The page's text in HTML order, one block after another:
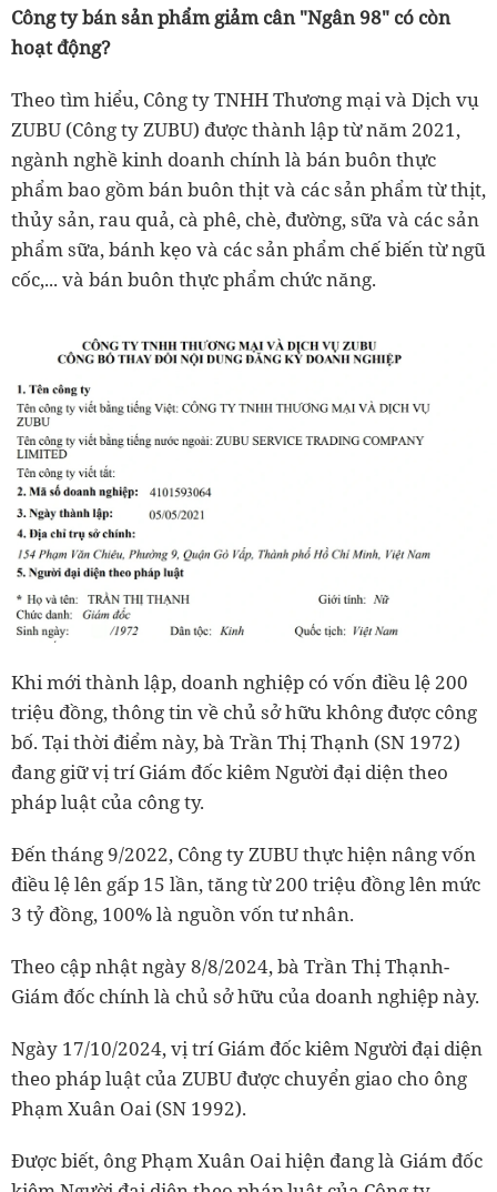
Công ty bán sản phẩm giảm cân "Ngân 98" có còn
hoạt động?
Theo tìm hiểu, Công ty TNHH Thương mại và Dịch vụ
ZUBU (Công ty ZUBU) được thành lập từ năm 2021,
ngành nghề kinh doanh chính là bán buôn thực
phẩm bao gồm bán buôn thịt và các sản phẩm từ thịt,
thủy sản, rau quả, cà phê, chè, đường, sữa và các sản
phẩm sữa, bánh kẹo và các sản phẩm chế biến từ ngũ
cốc,... và bán buôn thực phẩm chức năng.
Khi mới thành lập, doanh nghiệp có vốn điều lệ 200
triệu đồng, thông tin về chủ sở hữu không được công
bố. Tại thời điểm này, bà Trần Thị Thạnh (SN 1972)
đang giữ vị trí Giám đốc kiêm Người đại diện theo
pháp luật của công ty.
Đến tháng 9/2022, Công ty ZUBU thực hiện nâng vốn
điều lệ lên gấp 15 lần, tăng từ 200 triệu đồng lên mức
3 tỷ đồng, 100% là nguồn vốn tư nhân.
Theo cập nhật ngày 8/8/2024, bà Trần Thị Thạnh-
Giám đốc chính là chủ sở hữu của doanh nghiệp này.
Ngày 17/10/2024, vị trí Giám đốc kiêm Người đại diện
theo pháp luật của ZUBU được chuyển giao cho ông
Phạm Xuân Oai (SN 1992).
Được biết, ông Phạm Xuân Oai hiện đang là Giám đốc